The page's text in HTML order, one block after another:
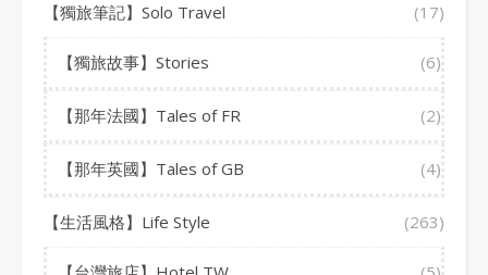
【獨旅筆記】Solo Travel (17)
【獨旅故事】Stories (6)
【那年法國】Tales of FR (2)
【那年英國】Tales of GB (4)
【生活風格】Life Style (263)